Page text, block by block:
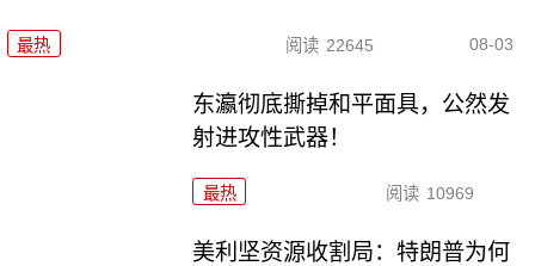
最热 阅读 22645 08-03
东瀛彻底撕掉和平面具，公然发
射进攻性武器！
最热 阅读 10969
美利坚资源收割局：特朗普为何